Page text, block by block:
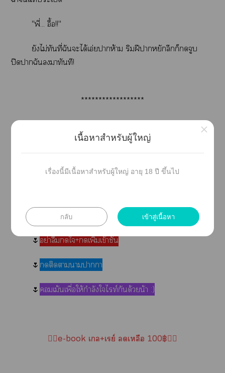
"พี่... อื้อ!!"
ยังไม่ทันที่ฉันะได้เอ่ยาห้าม ริมฝีาหยักลึกก็จูบ
ปิดาฉันมาทันที!
******************
💢คำเตือน💢
นิยายเรื่องนี้เป็นเรื่องที่ผู้แต่งจิตาารขึ้นา สถานที่
แะตัวะเป็นเรื่องสมมุติ มีเนื้อหารุนแแะประเด็นที่ละเอียด
🌷อย่าลืมใ+เพิ่มเข้าชั้น
🌷 ติดาาาา
🌷 เม้นเพื่อให้กำลังใไท์กันด้วยน้า :)
❤️‍🔥e-book เล+เรย์ เหลือ 100฿❤️‍🔥
เนื้อหาสำหรับผู้ใหญ่
เรื่องนี้มีเนื้อหาสำหรับผู้ใหญ่ อายุ 18 ปี ขึ้นไป
กลับ เข้าสู่เนื้อหา
×